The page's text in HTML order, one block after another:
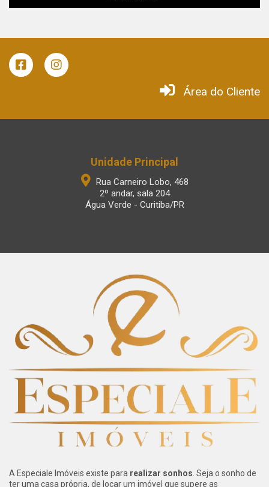
Área do Cliente
Unidade Principal
Rua Carneiro Lobo, 468
2º andar, sala 204
Água Verde - Curitiba/PR
A Especiale Imóveis existe para realizar sonhos . Seja o sonho de
ter uma casa própria, de locar um imóvel que supere as